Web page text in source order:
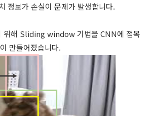
정보가 손실이 문제가 발생합니다.
위해 Sliding window 기법을 CNN에 접목
만들어졌습니다.